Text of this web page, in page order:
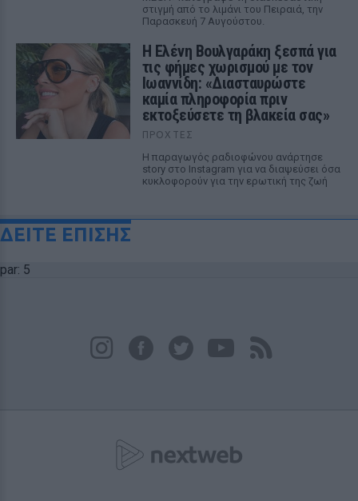
στιγμή από το λιμάνι του Πειραιά, την
Παρασκευή 7 Αυγούστου.
Η Ελένη Βουλγαράκη ξεσπά για
τις φήμες χωρισμού με τον
Ιωαννίδη: «Διασταυρώστε
καμία πληροφορία πριν
εκτοξεύσετε τη βλακεία σας»
ΠΡΟΧΤΈΣ
Η παραγωγός ραδιοφώνου ανάρτησε
story στο Instagram για να διαψεύσει όσα
κυκλοφορούν για την ερωτική της ζωή
ΔΕΙΤΕ ΕΠΙΣΗΣ
par: 5